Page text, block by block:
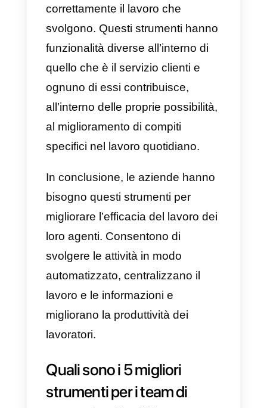
che aiutano i team di assistenza
clientinelle aziende a svolgere
lavoro più efficiente e idoneo.
Molti di questi strumenti sono
sviluppati per risolvere diversi tipi
di problemi. Ad esempio,
l’accumulo di messaggi o ticket,
gestione della comunicazione, la
gestione delle attività o la
connessione tra diversi social
network o app di messaggistica
nello stesso luogo.
Perché le aziende hanno
supporto clienti?